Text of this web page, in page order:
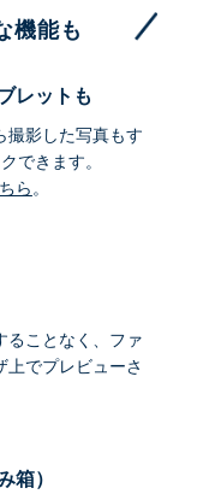
機能も
レットも
撮影した写真もす
できます。
ら。
ることなく、ファ
でプレビューさ
箱）